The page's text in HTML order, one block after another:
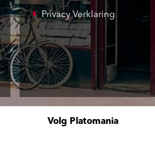
Privacy Verklaring
Volg Platomania